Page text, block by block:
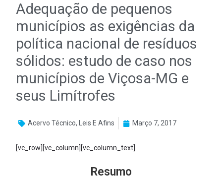
Adequação de pequenos
municípios as exigências da
política nacional de resíduos
sólidos: estudo de caso nos
municípios de Viçosa-MG e
seus Limítrofes
Acervo Técnico, Leis E Afins Março 7, 2017
[vc_row][vc_column][vc_column_text]
Resumo